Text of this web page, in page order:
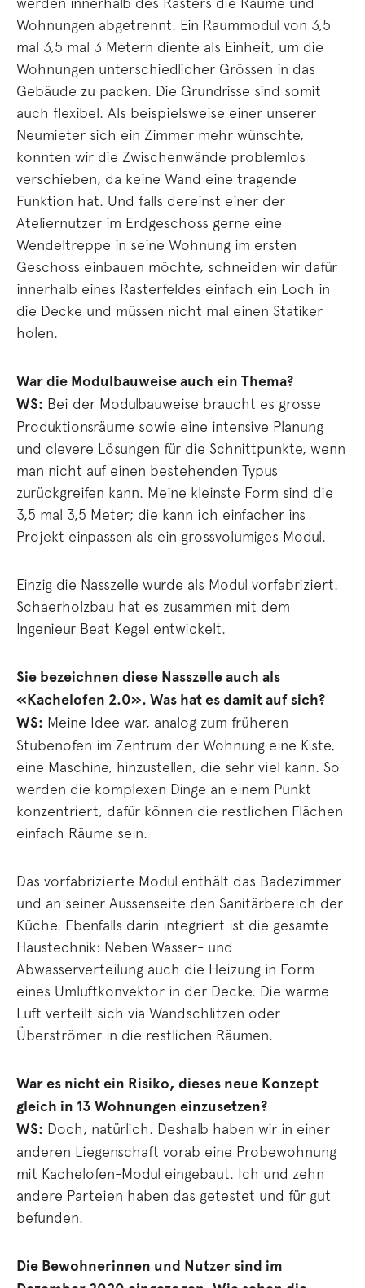
Wohnungen abgetrennt. Ein Raummodul von 3,5
mal 3,5 mal 3 Metern diente als Einheit, um die
Wohnungen unterschiedlicher Grössen in das
Gebäude zu packen. Die Grundrisse sind somit
auch flexibel. Als beispielsweise einer unserer
Neumieter sich ein Zimmer mehr wünschte,
konnten wir die Zwischenwände problemlos
verschieben, da keine Wand eine tragende
Funktion hat. Und falls dereinst einer der
Ateliernutzer im Erdgeschoss gerne eine
Wendeltreppe in seine Wohnung im ersten
Geschoss einbauen möchte, schneiden wir dafür
innerhalb eines Rasterfeldes einfach ein Loch in
die Decke und müssen nicht mal einen Statiker
holen.
War die Modulbauweise auch ein Thema?
WS: Bei der Modulbauweise braucht es grosse
Produktionsräume sowie eine intensive Planung
und clevere Lösungen für die Schnittpunkte, wenn
man nicht auf einen bestehenden Typus
zurückgreifen kann. Meine kleinste Form sind die
3,5 mal 3,5 Meter; die kann ich einfacher ins
Projekt einpassen als ein grossvolumiges Modul.
Einzig die Nasszelle wurde als Modul vorfabriziert.
Schaerholzbau hat es zusammen mit dem
Ingenieur Beat Kegel entwickelt.
Sie bezeichnen diese Nasszelle auch als
«Kachelofen 2.0». Was hat es damit auf sich?
WS: Meine Idee war, analog zum früheren
Stubenofen im Zentrum der Wohnung eine Kiste,
eine Maschine, hinzustellen, die sehr viel kann. So
werden die komplexen Dinge an einem Punkt
konzentriert, dafür können die restlichen Flächen
einfach Räume sein.
Das vorfabrizierte Modul enthält das Badezimmer
und an seiner Aussenseite den Sanitärbereich der
Küche. Ebenfalls darin integriert ist die gesamte
Haustechnik: Neben Wasser- und
Abwasserverteilung auch die Heizung in Form
eines Umluftkonvektor in der Decke. Die warme
Luft verteilt sich via Wandschlitzen oder
Überströmer in die restlichen Räumen.
War es nicht ein Risiko, dieses neue Konzept
gleich in 13 Wohnungen einzusetzen?
WS: Doch, natürlich. Deshalb haben wir in einer
anderen Liegenschaft vorab eine Probewohnung
mit Kachelofen-Modul eingebaut. Ich und zehn
andere Parteien haben das getestet und für gut
befunden.
Die Bewohnerinnen und Nutzer sind im